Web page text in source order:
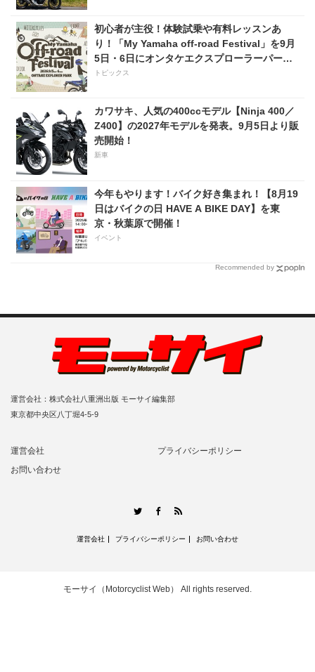
初心者が主役！体験試乗や有料レッスンあ
り！「My Yamaha off-road Festival」を9月
5日・6日にオンタケエクスプローラーパーク
で実施！
トピックス
カワサキ、人気の400ccモデル【Ninja 400／
Z400】の2027年モデルを発表。9月5日より販
売開始！
新車
今年もやります！バイク好き集まれ！【8月19
日はバイクの日 HAVE A BIKE DAY】を東
京・秋葉原で開催！
イベント
Recommended by
運営会社：株式会社八重洲出版 モーサイ編集部
東京都中央区八丁堀4-5-9
運営会社
プライバシーポリシー
お問い合わせ
TwitterFacebook
運営会社 プライバシーポリシー お問い合わせ
モーサイ（Motorcyclist Web） All rights reserved.